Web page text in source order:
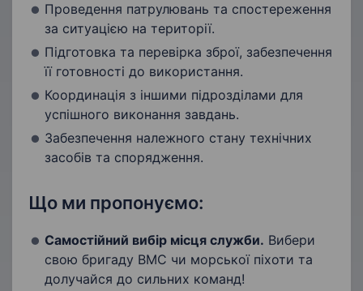
Проведення патрулювань та спостереження
за ситуацією на території.
Підготовка та перевірка зброї, забезпечення
її готовності до використання.
Координація з іншими підрозділами для
успішного виконання завдань.
Забезпечення належного стану технічних
засобів та спорядження.
Що ми пропонуємо:
Самостійний вибір місця служби. Вибери
свою бригаду ВМС чи морської піхоти та
долучайся до сильних команд!